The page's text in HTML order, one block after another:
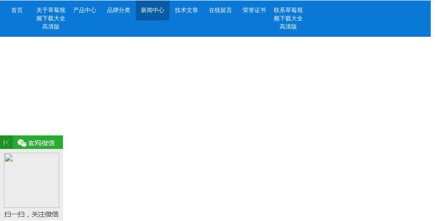
首页
关于草莓视
频下载大全
高清版
产品中心 品牌分类 新闻中心 技术文章 在线留言 荣誉证书
联系草莓视
频下载大全
高清版